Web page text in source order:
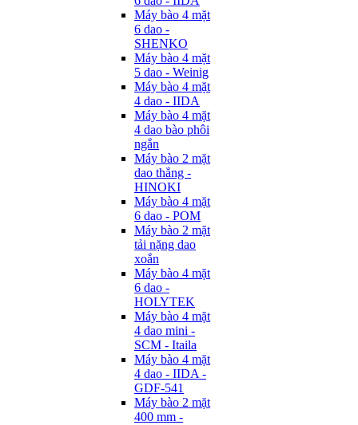
Máy bào 4 mặt
6 dao -
SHENKO
Máy bào 4 mặt
5 dao - Weinig
Máy bào 4 mặt
4 dao - IIDA
Máy bào 4 mặt
4 dao bào phôi
ngắn
Máy bào 2 mặt
dao thẳng -
HINOKI
Máy bào 4 mặt
6 dao - POM
Máy bào 2 mặt
tải nặng dao
xoắn
Máy bào 4 mặt
6 dao -
HOLYTEK
Máy bào 4 mặt
4 dao mini -
SCM - Itaila
Máy bào 4 mặt
4 dao - IIDA -
GDF-541
Máy bào 2 mặt
400 mm -